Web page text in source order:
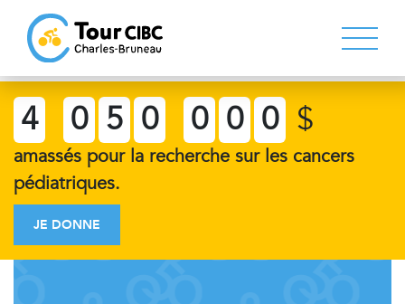
4 0 5 0 0 0 0 $
amassés pour la recherche sur les cancers
pédiatriques.
JE DONNE